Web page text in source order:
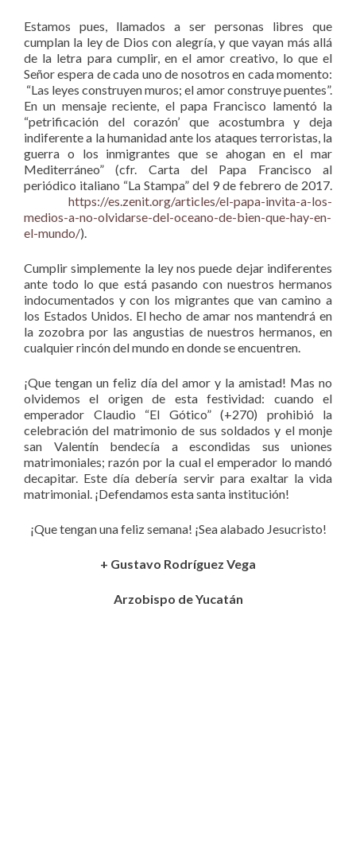
Estamos pues, llamados a ser personas libres que
cumplan la ley de Dios con alegría, y que vayan más allá
de la letra para cumplir, en el amor creativo, lo que el
Señor espera de cada uno de nosotros en cada momento:
“Las leyes construyen muros; el amor construye puentes”.
En un mensaje reciente, el papa Francisco lamentó la
“petrificación del corazón’ que acostumbra y deja
indiferente a la humanidad ante los ataques terroristas, la
guerra o los inmigrantes que se ahogan en el mar
Mediterráneo” (cfr. Carta del Papa Francisco al
periódico italiano “La Stampa” del 9 de febrero de 2017.
https://es.zenit.org/articles/el-papa-invita-a-los-
medios-a-no-olvidarse-del-oceano-de-bien-que-hay-en-
el-mundo/).
Cumplir simplemente la ley nos puede dejar indiferentes
ante todo lo que está pasando con nuestros hermanos
indocumentados y con los migrantes que van camino a
los Estados Unidos. El hecho de amar nos mantendrá en
la zozobra por las angustias de nuestros hermanos, en
cualquier rincón del mundo en donde se encuentren.
¡Que tengan un feliz día del amor y la amistad! Mas no
olvidemos el origen de esta festividad: cuando el
emperador Claudio “El Gótico” (+270) prohibió la
celebración del matrimonio de sus soldados y el monje
san Valentín bendecía a escondidas sus uniones
matrimoniales; razón por la cual el emperador lo mandó
decapitar. Este día debería servir para exaltar la vida
matrimonial. ¡Defendamos esta santa institución!
¡Que tengan una feliz semana! ¡Sea alabado Jesucristo!
+ Gustavo Rodríguez Vega
Arzobispo de Yucatán